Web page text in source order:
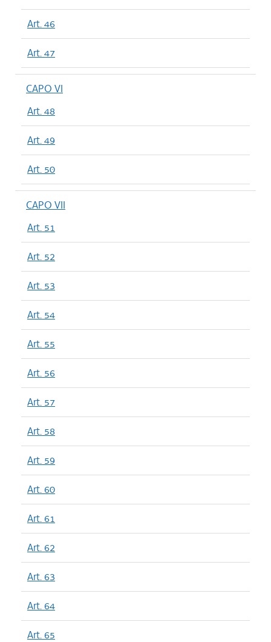
Art. 46
Art. 47
CAPO VI
Art. 48
Art. 49
Art. 50
CAPO VII
Art. 51
Art. 52
Art. 53
Art. 54
Art. 55
Art. 56
Art. 57
Art. 58
Art. 59
Art. 60
Art. 61
Art. 62
Art. 63
Art. 64
Art. 65